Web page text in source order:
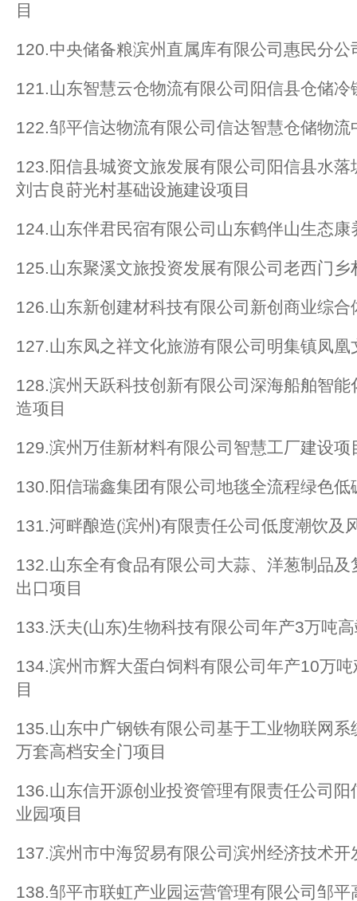
目
120.中央储备粮滨州直属库有限公司惠民分公
121.山东智慧云仓物流有限公司阳信县仓储冷
122.邹平信达物流有限公司信达智慧仓储物流
123.阳信县城资文旅发展有限公司阳信县水
刘古良莳光村基础设施建设项目
124.山东伴君民宿有限公司山东鹤伴山生态康
125.山东聚溪文旅投资发展有限公司老西门乡
126.山东新创建材科技有限公司新创商业综合
127.山东凤之祥文化旅游有限公司明集镇凤凰
128.滨州天跃科技创新有限公司深海船舶智
造项目
129.滨州万佳新材料有限公司智慧工厂建设项
130.阳信瑞鑫集团有限公司地毯全流程绿色低
131.河畔酿造(滨州)有限责任公司低度潮饮及
132.山东全有食品有限公司大蒜、洋葱制品
出口项目
133.沃夫(山东)生物科技有限公司年产3万吨
134.滨州市辉大蛋白饲料有限公司年产10万
目
135.山东中广钢铁有限公司基于工业物联网
万套高档安全门项目
136.山东信开源创业投资管理有限责任公司
业园项目
137.滨州市中海贸易有限公司滨州经济技术
138.邹平市联虹产业园运营管理有限公司邹